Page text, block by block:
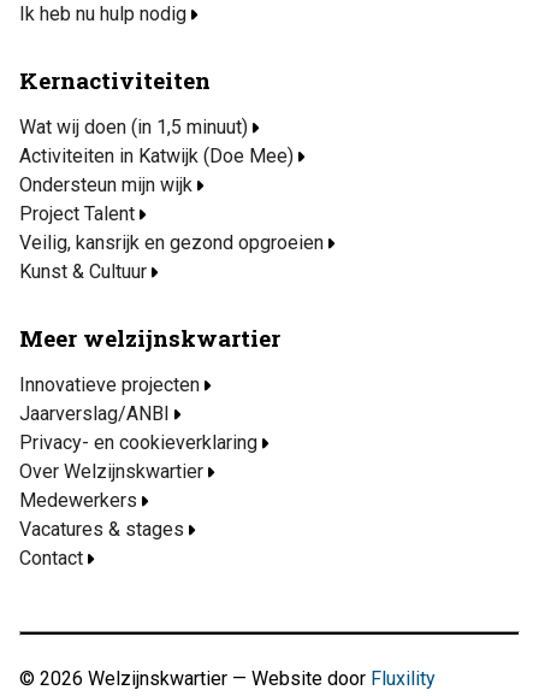
Ik heb nu hulp nodig
Kernactiviteiten
Wat wij doen (in 1,5 minuut)
Activiteiten in Katwijk (Doe Mee)
Ondersteun mijn wijk
Project Talent
Veilig, kansrijk en gezond opgroeien
Kunst & Cultuur
Meer welzijnskwartier
Innovatieve projecten
Jaarverslag/ANBI
Privacy- en cookieverklaring
Over Welzijnskwartier
Medewerkers
Vacatures & stages
Contact
© 2026 Welzijnskwartier — Website door Fluxility